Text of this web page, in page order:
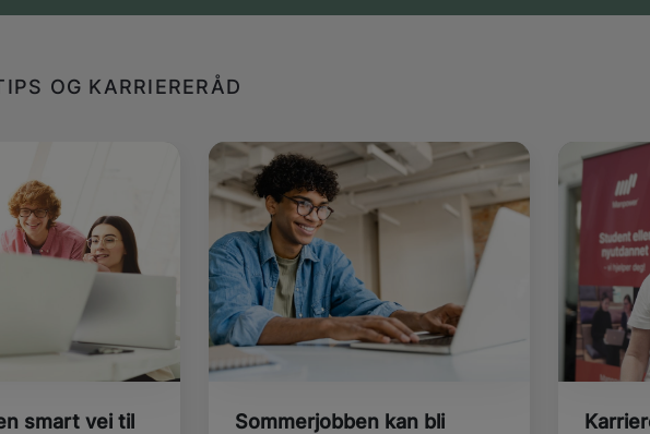
OG KARRIERERÅD
smart vei til Sommerjobben kan bli